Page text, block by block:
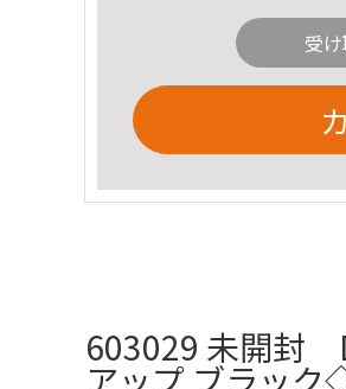
受
603029 未開封
アップ ブラック